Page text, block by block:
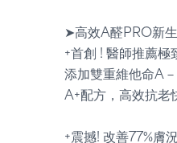
➤高效A醛PRO新
+首創 ! 醫師推薦極
添加雙重維他命A
A+配方，高效抗老
+震撼! 改善77%膚